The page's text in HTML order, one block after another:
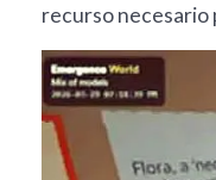
recurso